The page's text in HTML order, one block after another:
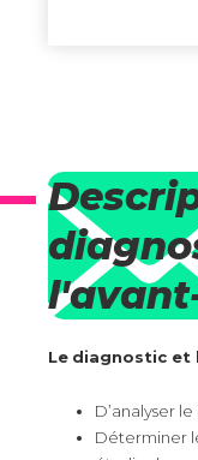
Le diagnostic et
D’analyser
Déterminer